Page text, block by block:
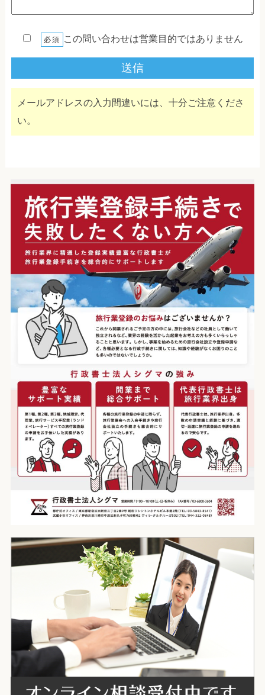
必須 この問い合わせは営業目的ではありません
メールアドレスの入力間違いには、十分ご注意くださ
い。